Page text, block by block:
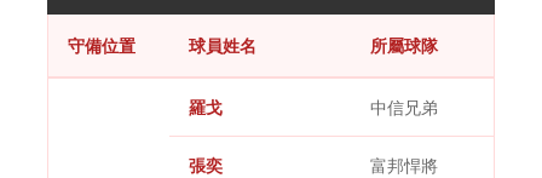
守備位置 球員姓名 所屬球隊
羅戈 中信兄弟
張奕 富邦悍將